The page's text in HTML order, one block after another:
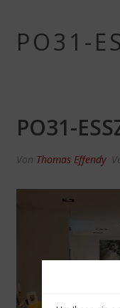
PO31-
PO31-
Von Thomas Effendy